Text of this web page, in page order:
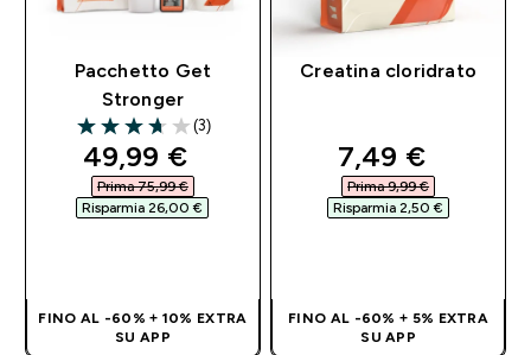
Pacchetto Get
Stronger
3.67 out of 5 stars
(3)
discounted price
49,99 €‎
Prima 75,99 €‎
Risparmia 26,00 €‎
FINO AL -60% + 10% EXTRA
SU APP
Creatina cloridrato
discounted
7,49 €‎
Prima 9,99 €‎
Risparmia 2,50 €‎
FINO AL -60% + 5% EXTRA
SU APP